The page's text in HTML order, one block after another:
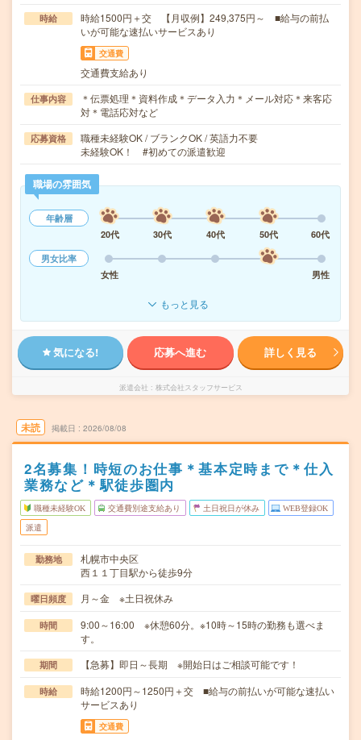
時給
時給1500円＋交 【月収例】249,375円～ ■給与の前払
いが可能な速払いサービスあり
交通費
交通費支給あり
仕事内容
＊伝票処理＊資料作成＊データ入力＊メール対応＊来客応
対＊電話応対など
応募資格
職種未経験OK / ブランクOK / 英語力不要
未経験OK！ #初めての派遣歓迎
職場の雰囲気
年齢層
20代
30代 40代 50代
60代
男女比率
女性
男性
もっと見る
気になる! 応募へ進む 詳しく見る
派遣会社 株式会社スタッフサービス
未読 掲載日 2026/08/08
2名募集！時短のお仕事＊基本定時まで＊仕入
業務など＊駅徒歩圏内
職種未経験OK 交通費別途支給あり 土日祝日が休み WEB登録OK
派遣
勤務地
札幌市中央区
西１１丁目駅から徒歩9分
曜日頻度 月～金 ※土日祝休み
時間
9:00～16:00 ※休憩60分。※10時～15時の勤務も選べま
す。
期間 【急募】即日～長期 ※開始日はご相談可能です！
時給
時給1200円～1250円＋交 ■給与の前払いが可能な速払い
サービスあり
交通費